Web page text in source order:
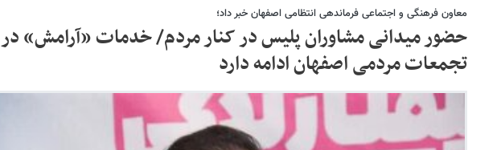
معاون فرهنگی و اجتماعی فرماندهی انتظامی اصفهان خبر داد؛
حضور میدانی مشاوران پلیس در کنار مردم/ خدمات «آرامش» در
تجمعات مردمی اصفهان ادامه دارد